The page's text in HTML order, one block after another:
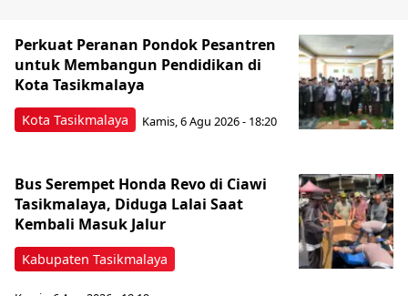
Kota Tasikmalaya
Perkuat Peranan Pondok Pesantren
untuk Membangun Pendidikan di
Kota Tasikmalaya ‎
Kamis, 6 Agu 2026 - 18:20
Kabupaten Tasikmalaya
Bus Serempet Honda Revo di Ciawi
Tasikmalaya, Diduga Lalai Saat
Kembali Masuk Jalur